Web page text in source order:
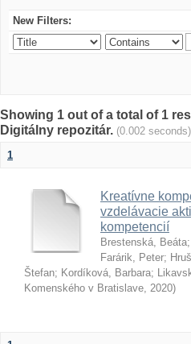
New Filters:
Showing 1 out of a total of 1
Digitálny repozitár. (0.002 seconds)
1
Kreatívne
vzdelávacie
kompetencií
Brestenská, Beáta;
Farárik, Peter;
Štefan; Kordíková, Barbara;
Komenského v Bratislave, 2020)